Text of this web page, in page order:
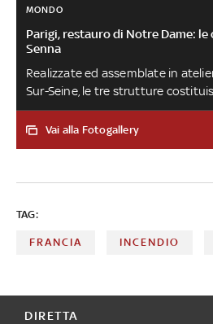
MONDO
Parigi, restauro di Notre Dame:
Senna
Realizzate ed assemblate in
Sur-Seine, le tre strutture
ossatura intorno alla guglia e al
trasporto fluviale, ha spiegato in
cattedrale è stata danneggiata in
crollo del tetto
Vai alla Fotogallery
TAG:
FRANCIA INCENDIO
DIRETTA